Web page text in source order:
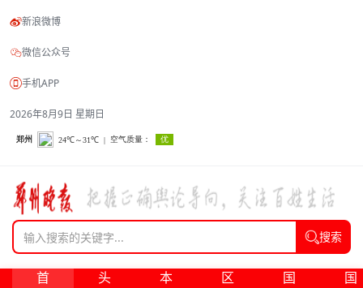
新浪微博
微信公众号
手机APP
2026年8月9日 星期日
搜索
首
头
本
区
国
国